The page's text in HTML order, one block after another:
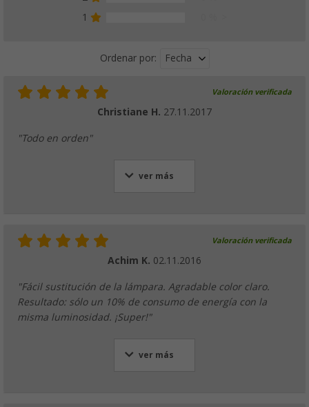
1
Ordenar por: Fecha
Valoración verificada
Christiane H. 27.11.2017
"Todo en orden"
ver más
Valoración verificada
Achim K. 02.11.2016
"Fácil sustitución de la lámpara. Agradable color claro.
Resultado: sólo un 10% de consumo de energía con la
misma luminosidad. ¡Super!"
ver más